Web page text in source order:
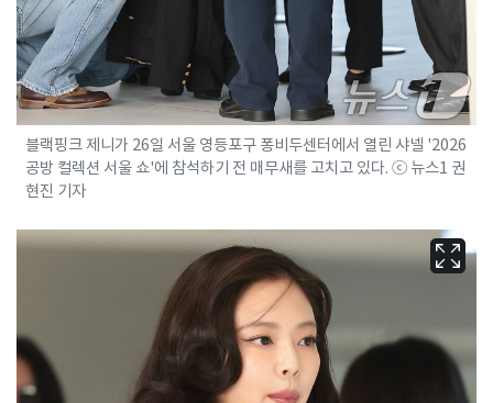
블랙핑크 제니가 26일 서울 영등포구 퐁비두센터에서 열린 샤넬 '2026
공방 컬렉션 서울 쇼'에 참석하기 전 매무새를 고치고 있다. ⓒ 뉴스1 권
현진 기자